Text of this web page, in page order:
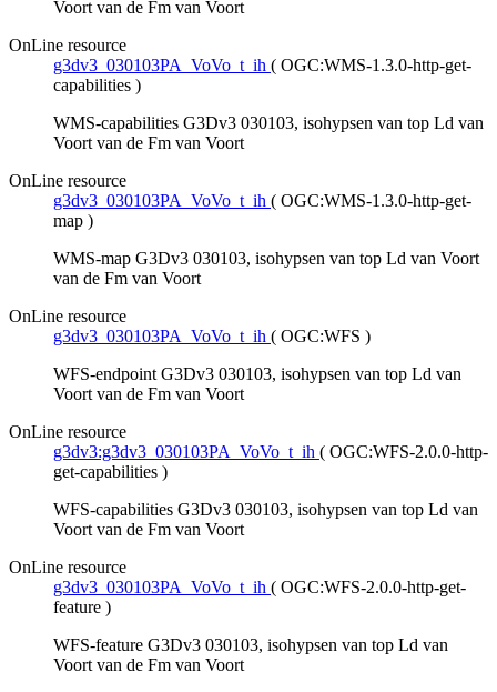
Voort van de Fm van Voort
OnLine resource
g3dv3_030103PA_VoVo_t_ih ( OGC:WMS-1.3.0-http-get-
capabilities )
WMS-capabilities G3Dv3 030103, isohypsen van top Ld van
Voort van de Fm van Voort
OnLine resource
g3dv3_030103PA_VoVo_t_ih ( OGC:WMS-1.3.0-http-get-
map )
WMS-map G3Dv3 030103, isohypsen van top Ld van Voort
van de Fm van Voort
OnLine resource
g3dv3_030103PA_VoVo_t_ih ( OGC:WFS )
WFS-endpoint G3Dv3 030103, isohypsen van top Ld van
Voort van de Fm van Voort
OnLine resource
g3dv3:g3dv3_030103PA_VoVo_t_ih ( OGC:WFS-2.0.0-http-
get-capabilities )
WFS-capabilities G3Dv3 030103, isohypsen van top Ld van
Voort van de Fm van Voort
OnLine resource
g3dv3_030103PA_VoVo_t_ih ( OGC:WFS-2.0.0-http-get-
feature )
WFS-feature G3Dv3 030103, isohypsen van top Ld van
Voort van de Fm van Voort